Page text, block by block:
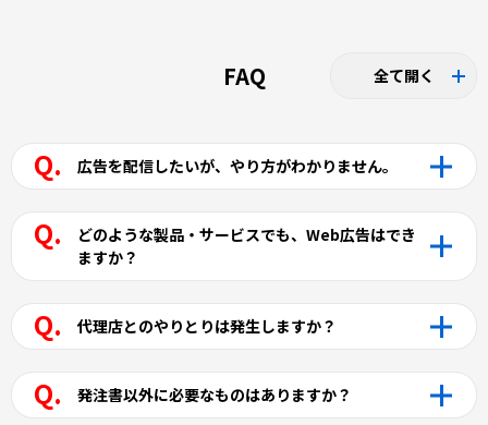
FAQ 全て開く
広告を配信したいが、やり方がわかりません。
どのような製品・サービスでも、Web広告はでき
ますか？
代理店とのやりとりは発生しますか？
発注書以外に必要なものはありますか？